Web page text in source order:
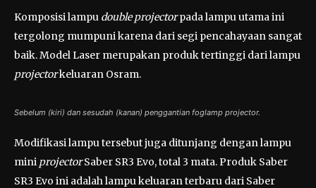
Komposisi lampu double projectorpada lampu utama ini
tergolong mumpuni karena dari segi pencahayaan sangat
baik. Model Laser merupakan produk tertinggi dari lampu
projectorkeluaran Osram.
Sebelum (kiri) dan sesudah (kanan) penggantian foglamp projector.
Modifikasi lampu tersebut juga ditunjang dengan lampu
mini projectorSaber SR3 Evo, total 3 mata. Produk Saber
SR3 Evo ini adalah lampu keluaran terbaru dari Saber